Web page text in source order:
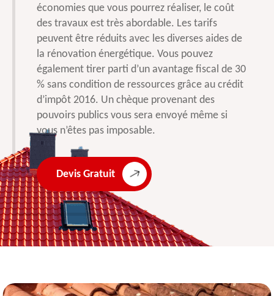
économies que vous pourrez réaliser, le coût
des travaux est très abordable. Les tarifs
peuvent être réduits avec les diverses aides de
la rénovation énergétique. Vous pouvez
également tirer parti d’un avantage fiscal de 30
% sans condition de ressources grâce au crédit
d’impôt 2016. Un chèque provenant des
pouvoirs publics vous sera envoyé même si
vous n’êtes pas imposable.
Devis Gratuit